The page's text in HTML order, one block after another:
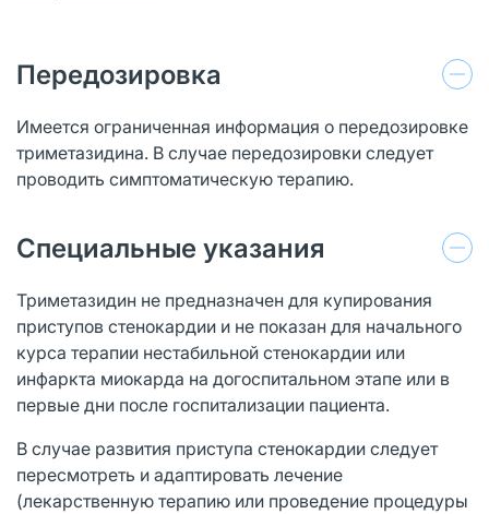
Передозировка
Имеется ограниченная информация о передозировке
триметазидина. В случае передозировки следует
проводить симптоматическую терапию.
Специальные указания
Триметазидин не предназначен для купирования
приступов стенокардии и не показан для начального
курса терапии нестабильной стенокардии или
инфаркта миокарда на догоспитальном этапе или в
первые дни после госпитализации пациента.
В случае развития приступа стенокардии следует
пересмотреть и адаптировать лечение
(лекарственную терапию или проведение процедуры